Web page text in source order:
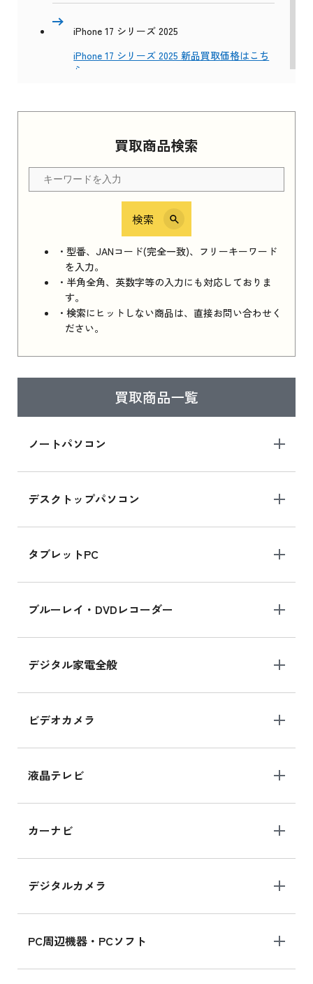
買取商品検索
検索
・型番、JANコード(完全一致)、フリーキーワード
を入力。
・半角全角、英数字等の入力にも対応しておりま
す。
・検索にヒットしない商品は、直接お問い合わせく
ださい。
買取商品一覧
ノートパソコン
デスクトップパソコン
タブレットPC
ブルーレイ・DVDレコーダー
デジタル家電全般
ビデオカメラ
液晶テレビ
カーナビ
デジタルカメラ
PC周辺機器・PCソフト
iPhone 17 シリーズ 2025
iPhone 17 シリーズ 2025 新品買取価格はこち
ら
Apple Watch Series 11 2025 新品買取価格はこ
ちら
iPhone 16e シリーズ 2025
iPhone 16e シリーズ 2025 新品買取価格はこち
ら
iPad 11インチ 2025年春モデル
はこちら
ら
iPad mini シリーズ 2024
iPad mini 8.3インチ の新品買取価格
iPhone 16 シリーズ
iPhone 16 の新品買取価格
iPad Air 11インチ シリーズ
iPad Air 11インチ の新品買取価格
iPhone 15 128GB シリーズ
iPhone 15 128GB の新品買取価格
MK2K3J/Aの新品買取価格はこちら